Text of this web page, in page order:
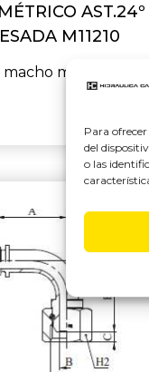
Para
del
o las
AST.24º
M11210
macho métrico